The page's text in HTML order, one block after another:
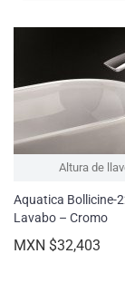
Altura de
Aquatica Bollicine-
Lavabo – Cromo
MXN $32,403